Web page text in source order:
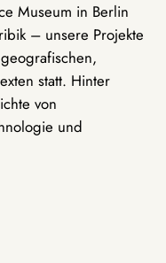
Museum in Berlin
– unsere Projekte
statt. Hinter
von
und